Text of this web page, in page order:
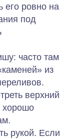
его ровно на
под
часто там
из
верхний
хорошо
рукой. Если